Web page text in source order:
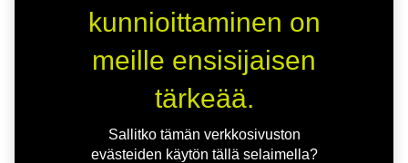
kunnioittaminen on
meille ensisijaisen
tärkeää.
Sallitko tämän verkkosivuston
evästeiden käytön tällä selaimella?